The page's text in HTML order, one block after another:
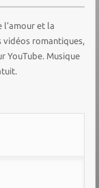
l’amour et la
vidéos romantiques,
YouTube. Musique